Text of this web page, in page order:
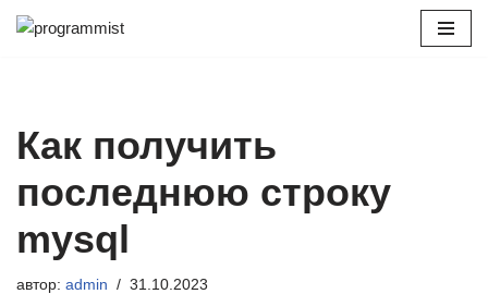
Как получить
последнюю строку
mysql
автор: admin 31.10.2023